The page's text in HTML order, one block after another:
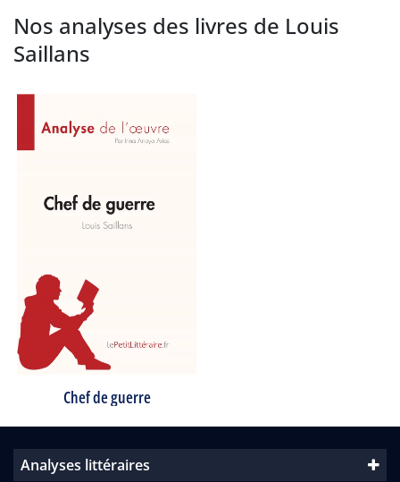
Nos analyses des livres de Louis
Saillans
Chef de guerre
Analyses littéraires